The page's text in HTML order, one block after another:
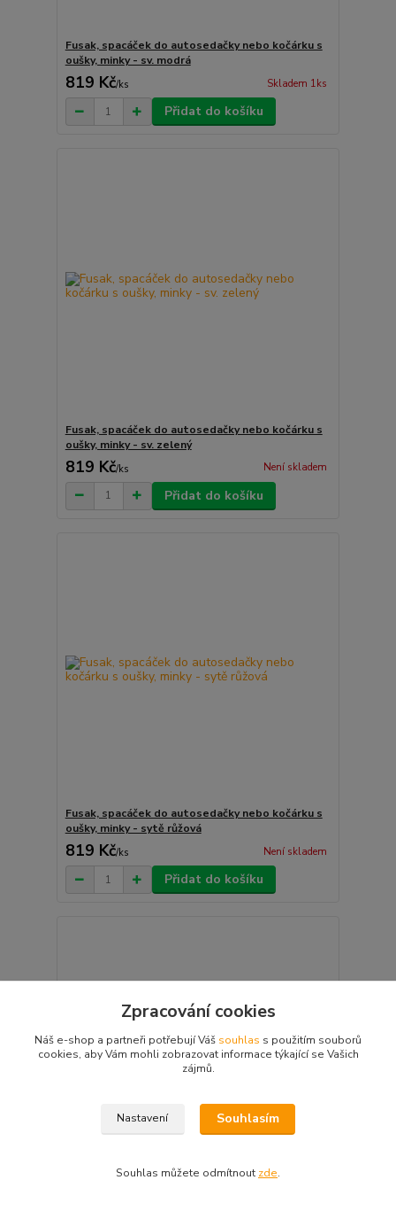
Fusak, spacáček do autosedačky nebo kočárku s
oušky, minky - sv. modrá
819 Kč/ks Skladem 1ks
Přidat do košíku
Fusak, spacáček do autosedačky nebo kočárku s
oušky, minky - sv. zelený
819 Kč/ks Není skladem
Přidat do košíku
Fusak, spacáček do autosedačky nebo kočárku s
oušky, minky - sytě růžová
819 Kč/ks Není skladem
Přidat do košíku
Zpracování cookies
Náš e-shop a partneři potřebují Váš souhlas s použitím souborů
cookies, aby Vám mohli zobrazovat informace týkající se Vašich
zájmů.
Nastavení Souhlasím
Souhlas můžete odmítnout zde.